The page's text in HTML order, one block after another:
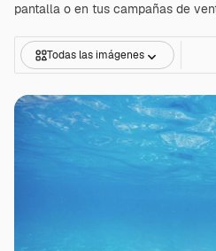
pantalla o en tus campañas de
Todas las imágenes